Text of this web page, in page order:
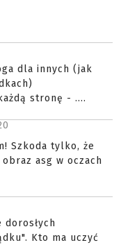
dla innych (jak
stronę - ....
Szkoda tylko, że
asg w oczach
dorosłych
Kto ma uczyć